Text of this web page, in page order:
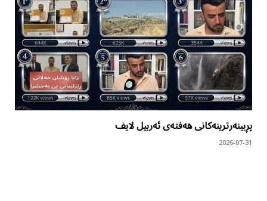
پڕبینەرترینەکانی هەفتەی ئەربیل لایف
2026-07-31